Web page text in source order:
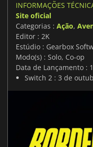
INFORMAÇÕES
Site oficial
Categorias : Ação,
Editor : 2K
Estúdio : Gearbox
Modo(s) : Solo, Co-op
Data de Lançamento :
Switch 2 : 3 de